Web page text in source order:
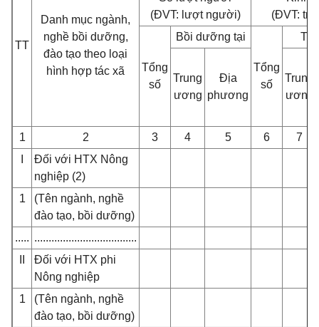
TT
Danh mục ngành,
nghề bồi dưỡng,
đào tạo theo loại
hình hợp tác xã
(ĐVT: lượt người)
(ĐVT:
Tổng
số
Bồi dưỡng tại
Tổng
số
Trung
ương
Địa
phương
Trung
ương
1 2 3 4 5 6
7
Đối với HTX Nông
nghiệp (2)
1
(Tên ngành, nghề
đào tạo, bồi dưỡng)
..... ....................................
Đối với HTX phi
Nông nghiệp
1
(Tên ngành, nghề
đào tạo, bồi dưỡng)